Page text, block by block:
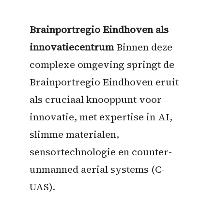
Brainportregio Eindhoven als
innovatiecentrumBinnen deze
complexe omgeving springt de
Brainportregio Eindhoven eruit
als cruciaal knooppunt voor
innovatie, met expertise in AI,
slimme materialen,
sensortechnologie en counter-
unmanned aerial systems (C-
UAS).